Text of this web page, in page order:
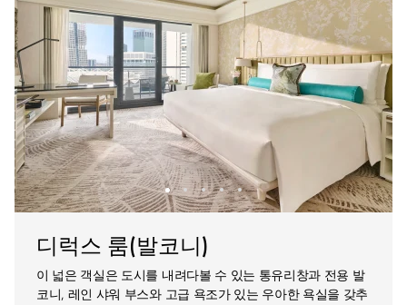
디럭스 룸(발코니)
이 넓은 객실은 도시를 내려다볼 수 있는 통유리창과 전용 발
코니, 레인 샤워 부스와 고급 욕조가 있는 우아한 욕실을 갖추